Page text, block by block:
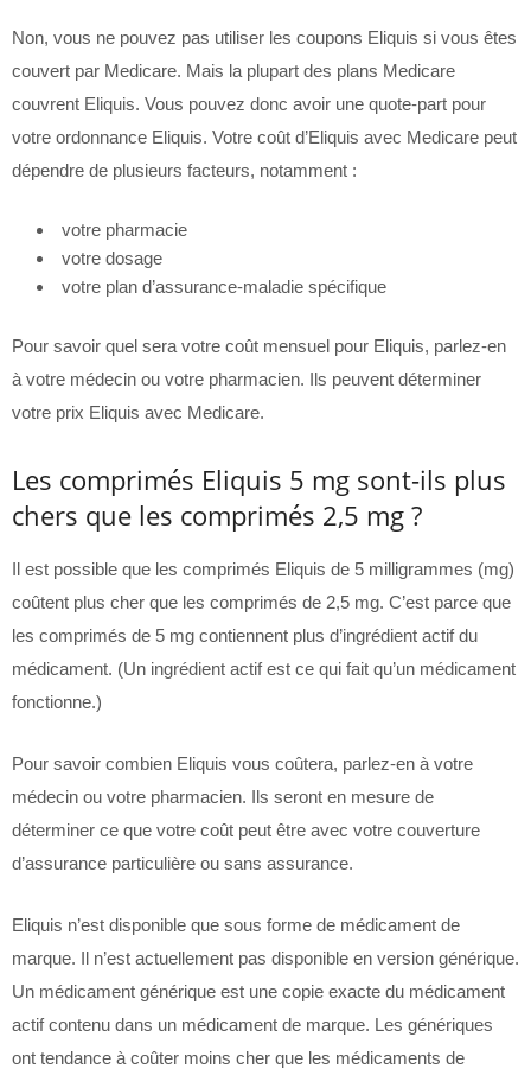
Non, vous ne pouvez pas utiliser les coupons Eliquis si vous êtes
couvert par Medicare. Mais la plupart des plans Medicare
couvrent Eliquis. Vous pouvez donc avoir une quote-part pour
votre ordonnance Eliquis. Votre coût d’Eliquis avec Medicare peut
dépendre de plusieurs facteurs, notamment :
votre pharmacie
votre dosage
votre plan d’assurance-maladie spécifique
Pour savoir quel sera votre coût mensuel pour Eliquis, parlez-en
à votre médecin ou votre pharmacien. Ils peuvent déterminer
votre prix Eliquis avec Medicare.
Les comprimés Eliquis 5 mg sont-ils plus
chers que les comprimés 2,5 mg ?
Il est possible que les comprimés Eliquis de 5 milligrammes (mg)
coûtent plus cher que les comprimés de 2,5 mg. C’est parce que
les comprimés de 5 mg contiennent plus d’ingrédient actif du
médicament. (Un ingrédient actif est ce qui fait qu’un médicament
fonctionne.)
Pour savoir combien Eliquis vous coûtera, parlez-en à votre
médecin ou votre pharmacien. Ils seront en mesure de
déterminer ce que votre coût peut être avec votre couverture
d’assurance particulière ou sans assurance.
Eliquis n’est disponible que sous forme de médicament de
marque. Il n’est actuellement pas disponible en version générique.
Un médicament générique est une copie exacte du médicament
actif contenu dans un médicament de marque. Les génériques
ont tendance à coûter moins cher que les médicaments de